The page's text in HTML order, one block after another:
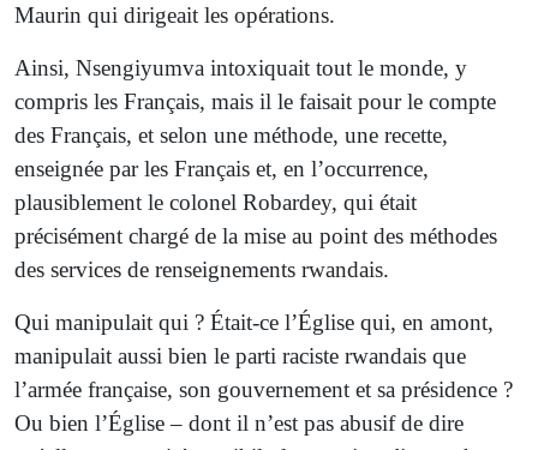
Maurin qui dirigeait les opérations.
Ainsi, Nsengiyumva intoxiquait tout le monde, y
compris les Français, mais il le faisait pour le compte
des Français, et selon une méthode, une recette,
enseignée par les Français et, en l’occurrence,
plausiblement le colonel Robardey, qui était
précisément chargé de la mise au point des méthodes
des services de renseignements rwandais.
Qui manipulait qui ? Était-ce l’Église qui, en amont,
manipulait aussi bien le parti raciste rwandais que
l’armée française, son gouvernement et sa présidence ?
Ou bien l’Église – dont il n’est pas abusif de dire